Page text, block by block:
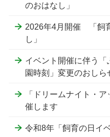
のおはなし」
2026年4月開催 「飼
し」
イベント開催に伴う
園時刻」変更のおしら
「ドリームナイト・
催します
令和8年「飼育の日イ